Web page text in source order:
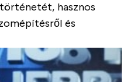
hasznos
és